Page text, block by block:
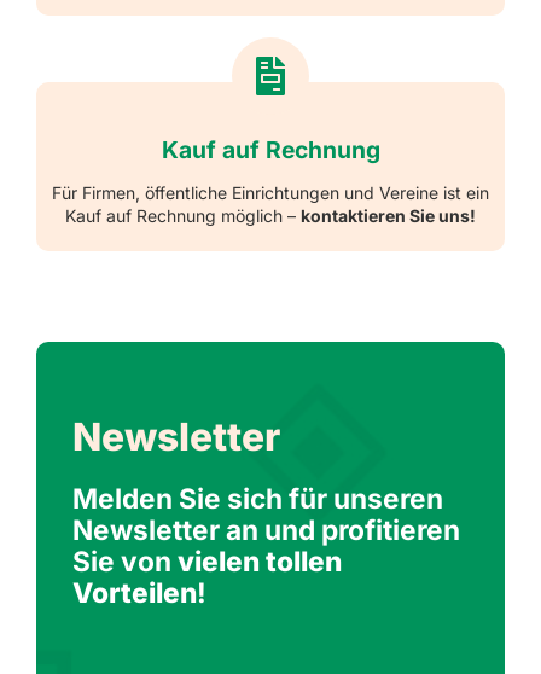
Kauf auf Rechnung
Für Firmen, öffentliche Einrichtungen und Vereine ist ein
Kauf auf Rechnung möglich – kontaktieren Sie uns!
Newsletter
Melden Sie sich für unseren
Newsletter an und profitieren
Sie von vielen tollen
Vorteilen!